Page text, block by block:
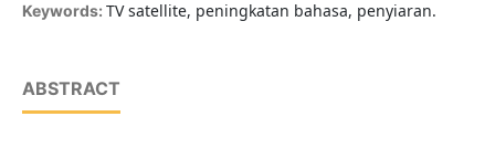
Keywords: TV satellite, peningkatan bahasa, penyiaran.
ABSTRACT